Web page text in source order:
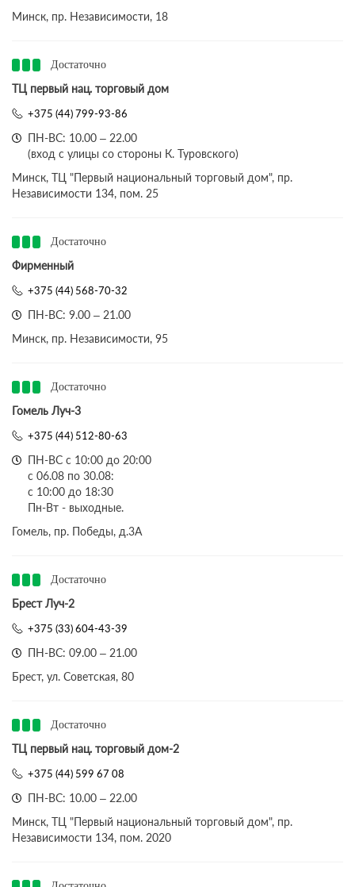
Минск, пр. Независимости, 18
Достаточно
ТЦ первый нац. торговый дом
+375 (44) 799-93-86
ПН-ВС: 10.00 – 22.00
(вход с улицы со стороны К. Туровского)
Минск, ТЦ "Первый национальный торговый дом", пр.
Независимости 134, пом. 25
Достаточно
Фирменный
+375 (44) 568-70-32
ПН-ВС: 9.00 – 21.00
Минск, пр. Независимости, 95
Достаточно
Гомель Луч-3
+375 (44) 512-80-63
ПН-ВС с 10:00 до 20:00
с 06.08 по 30.08:
с 10:00 до 18:30
Пн-Вт - выходные.
Гомель, пр. Победы, д.3A
Достаточно
Брест Луч-2
+375 (33) 604-43-39
ПН-ВС: 09.00 – 21.00
Брест, ул. Советская, 80
Достаточно
ТЦ первый нац. торговый дом-2
+375 (44) 599 67 08
ПН-ВС: 10.00 – 22.00
Минск, ТЦ "Первый национальный торговый дом", пр.
Независимости 134, пом. 2020